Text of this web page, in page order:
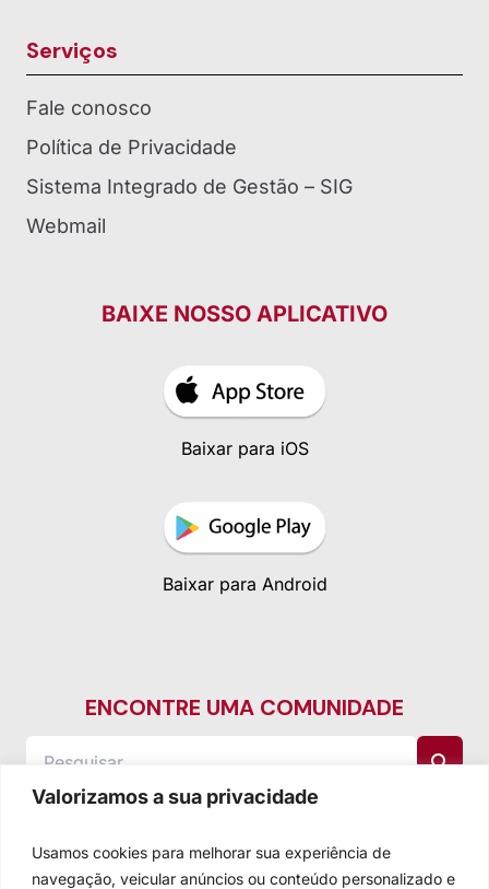
Valorizamos a sua privacidade
Usamos cookies para melhorar sua experiência de
navegação, veicular anúncios ou conteúdo personalizado e
Serviços
Fale conosco
Política de Privacidade
Sistema Integrado de Gestão – SIG
Webmail
BAIXE NOSSO APLICATIVO
Baixar para iOS
Baixar para Android
ENCONTRE UMA COMUNIDADE